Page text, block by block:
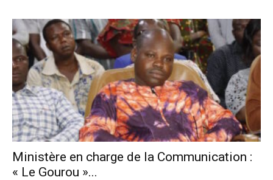
Ministère en charge de la Communication :
« Le Gourou »...